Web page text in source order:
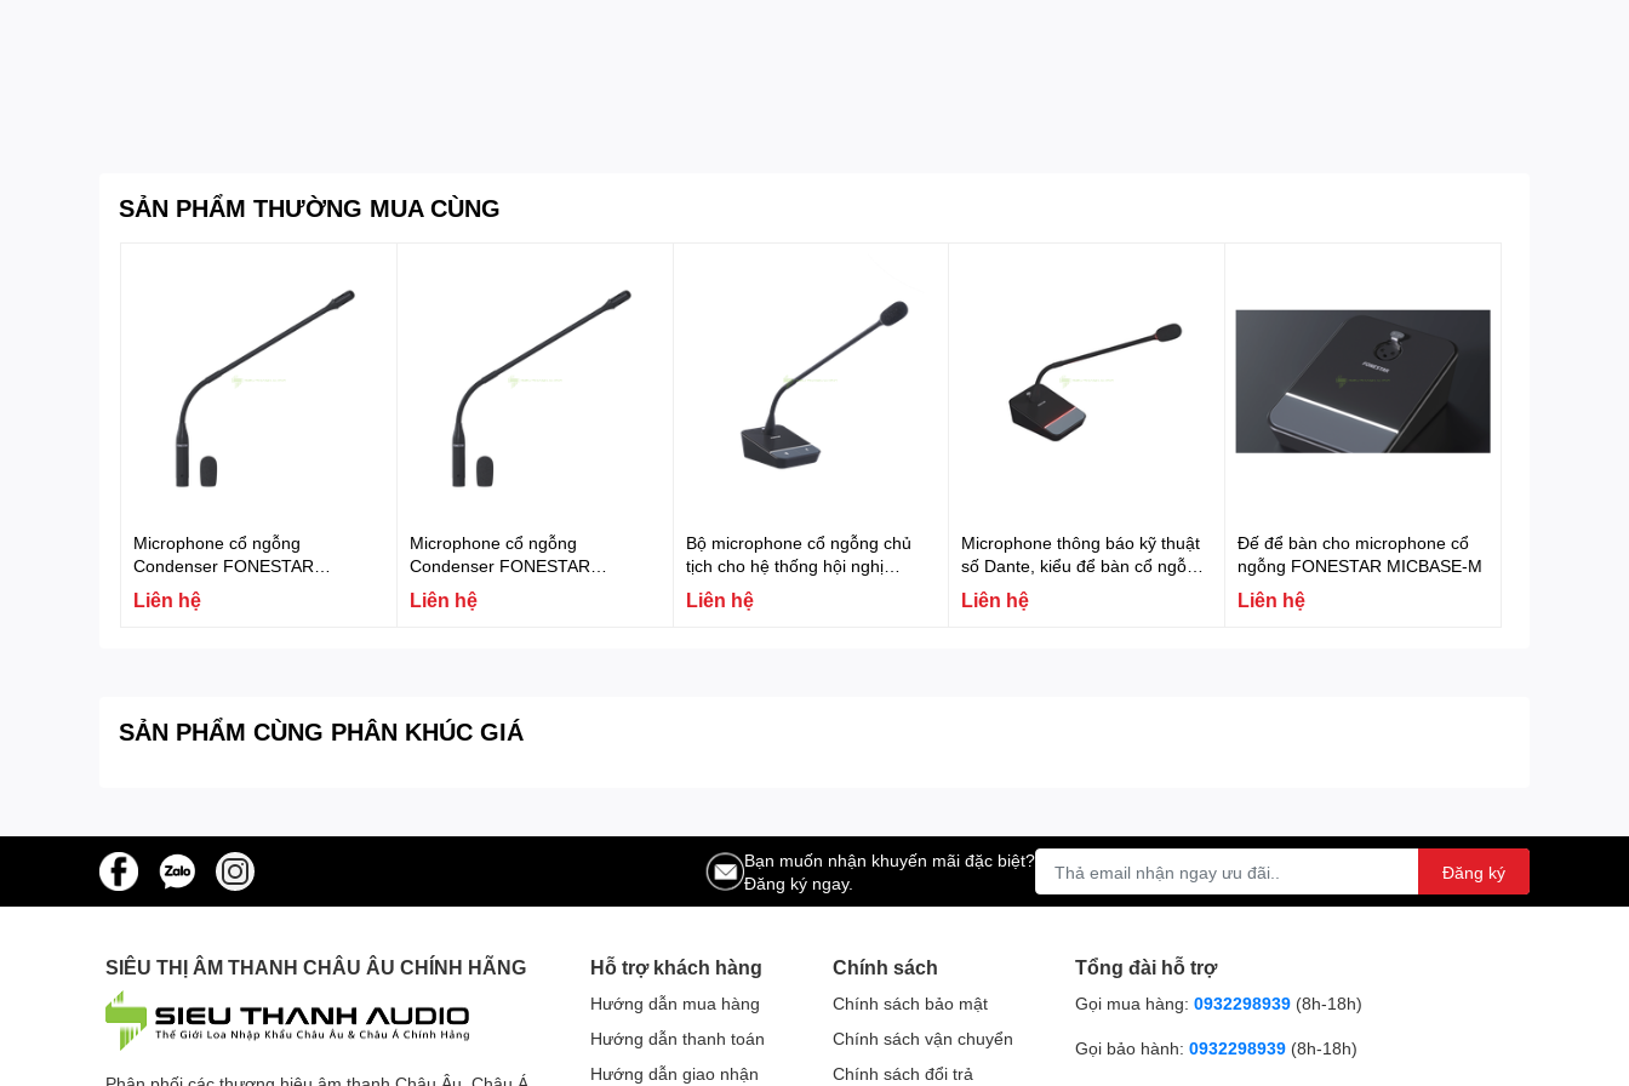
SẢN PHẨM THƯỜNG MUA CÙNG
Microphone cổ ngỗng
Condenser FONESTAR
MICFLEX-C45-B
Liên hệ
Microphone cổ ngỗng
Condenser FONESTAR
MICFLEX-C45
Liên hệ
Bộ microphone cổ ngỗng chủ
tịch cho hệ thống hội nghị
FONESTAR MIC-SCF-P
Liên hệ
Microphone thông báo kỹ thuật
số Dante, kiểu để bàn cổ ngỗng,
hỗ trợ nguồn PoE Fonestar
MIC-DANTE
Liên hệ
Đế để bàn cho microphone cổ
ngỗng FONESTAR MICBASE-M
Liên hệ
SẢN PHẨM CÙNG PHÂN KHÚC GIÁ
Bạn muốn nhận khuyến mãi đặc biệt?
Đăng ký ngay.
Đăng ký
SIÊU THỊ ÂM THANH CHÂU ÂU CHÍNH HÃNG Hỗ trợ khách hàng
Hướng dẫn mua hàng
Hướng dẫn thanh toán
Hướng dẫn giao nhận
Chính sách
Chính sách bảo mật
Chính sách vận chuyển
Chính sách đổi trả
Tổng đài hỗ trợ
Gọi mua hàng: 0932298939 (8h-18h)
Gọi bảo hành: 0932298939 (8h-18h)